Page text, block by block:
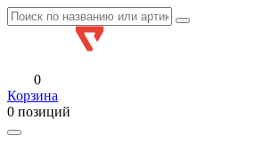
0
Корзина
0 позиций